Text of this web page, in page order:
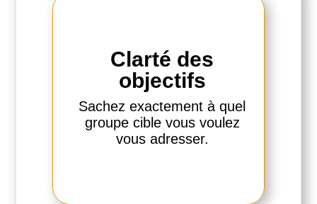
Clarté des
objectifs
Sachez exactement à quel
groupe cible vous voulez
vous adresser.